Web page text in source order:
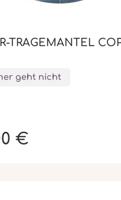
TRAGEMANTEL
geht nicht
€